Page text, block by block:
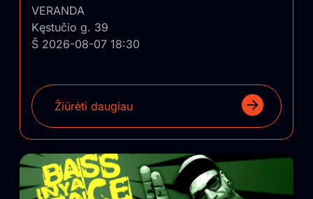
VERANDA
Kęstučio g. 39
Š 2026-08-07 18:30
Žiūrėti daugiau